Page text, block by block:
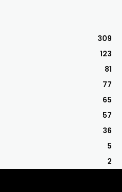
309
123
81
77
65
57
36
5
2